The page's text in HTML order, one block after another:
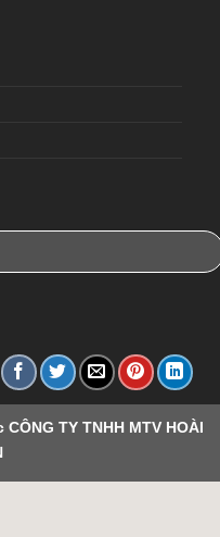
TY TNHH MTV HOÀI